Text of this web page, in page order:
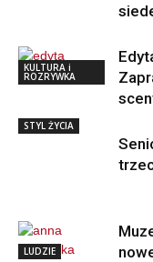
KULTURA i
ROZRYWKA
STYL ŻYCIA
LUDZIE